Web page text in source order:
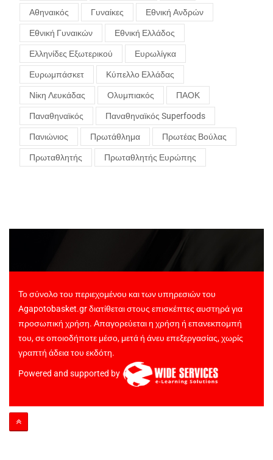
Αθηναικός Γυναίκες Εθνική Ανδρών
Εθνική Γυναικών Εθνική Ελλάδος
Ελληνίδες Εξωτερικού Ευρωλίγκα
Ευρωμπάσκετ Κύπελλο Ελλάδας
Νίκη Λευκάδας Ολυμπιακός ΠΑΟΚ
Παναθηναϊκός Παναθηναϊκός Superfoods
Πανιώνιος Πρωτάθλημα Πρωτέας Βούλας
Πρωταθλητής Πρωταθλητής Ευρώπης
Το σύνολο του περιεχομένου και των υπηρεσιών του
Agapotobasket.gr διατίθεται στους επισκέπτες αυστηρά για
προσωπική χρήση. Απαγορεύεται η χρήση ή επανεκπομπή
του, σε οποιοδήποτε μέσο, μετά ή άνευ επεξεργασίας, χωρίς
γραπτή άδεια του εκδότη.
Powered and supported by